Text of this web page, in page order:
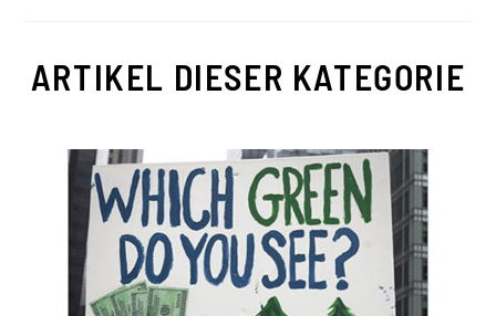
ARTIKEL DIESER KATEGORIE